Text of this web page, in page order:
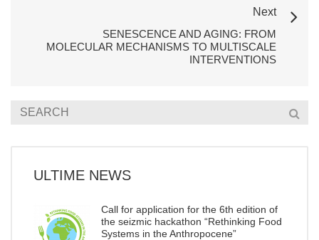
Next
SENESCENCE AND AGING: FROM
MOLECULAR MECHANISMS TO MULTISCALE
INTERVENTIONS
ULTIME NEWS
Call for application for the 6th edition of
the seizmic hackathon “Rethinking Food
Systems in the Anthropocene”